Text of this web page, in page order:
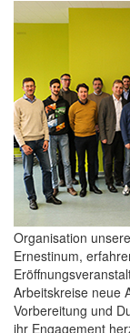
Organisation
Ernestinum,
Arbeitskreise neue
Vorbereitung und
ihr Engagement